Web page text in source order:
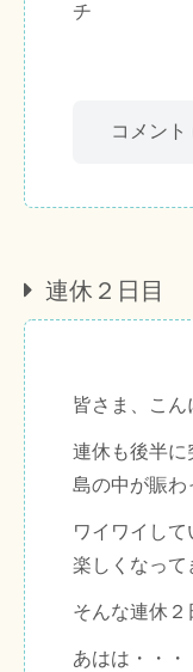
チ
コメント
連休２日目
皆さま、こん
連休も後半に
島の中が賑わ
ワイワイし
楽しくなって
そんな連休２
あはは・・・